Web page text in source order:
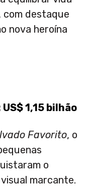
com destaque
nova heroína
1,15 bilhão
Favorito, o
o
marcante.